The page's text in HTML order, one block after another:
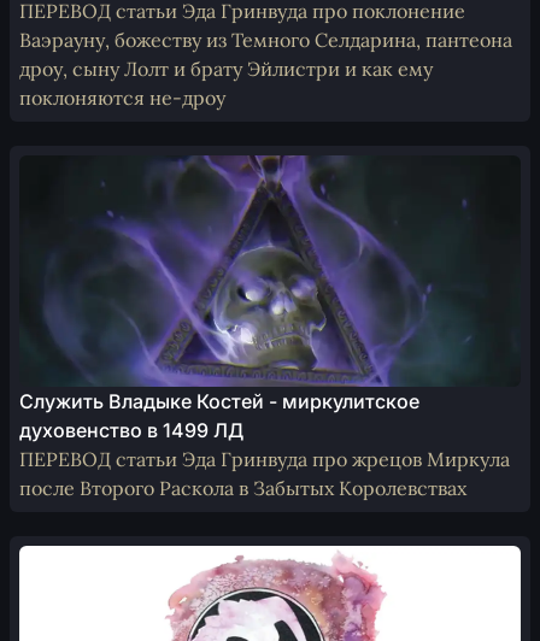
ПЕРЕВОД статьи Эда Гринвуда про поклонение
Ваэрауну, божеству из Темного Селдарина, пантеона
дроу, сыну Лолт и брату Эйлистри и как ему
поклоняются не-дроу
Служить Владыке Костей - миркулитское
духовенство в 1499 ЛД
ПЕРЕВОД статьи Эда Гринвуда про жрецов Миркула
после Второго Раскола в Забытых Королевствах